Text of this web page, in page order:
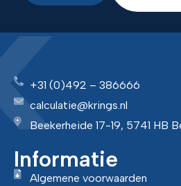
+31 (0)492 – 386666
calculatie@krings.nl
Beekerheide 17-19, 5741 HB
Informatie
Algemene voorwaarden